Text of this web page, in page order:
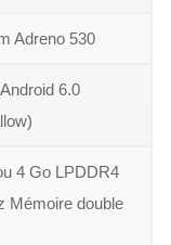
Adreno 530
6.0
4 Go LPDDR4
Mémoire double